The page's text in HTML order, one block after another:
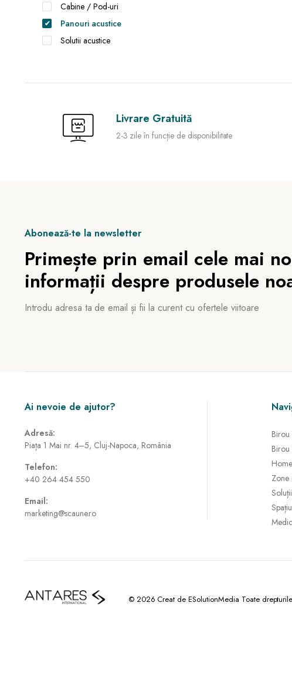
Cabine / Pod-uri
Panouri acustice
Solutii acustice
Livrare Gratuită
2-3 zile în funcție de disponibilitate
Abonează-te la newsletter
Primește prin email cele mai
informații despre produsele
Introdu adresa ta de email și fii la curent cu ofertele viitoare
Ai nevoie de ajutor?
Adresă:
Piața 1 Mai nr. 4–5, Cluj-Napoca, România
Telefon:
+40 264 454 550
Email:
marketing@scaune.ro
Zone
© 2026 Creat de ESolutionMedia Toate